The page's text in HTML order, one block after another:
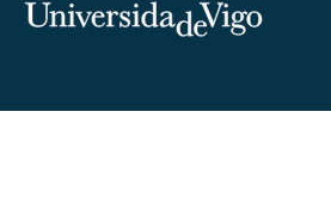
Universidade de Vigo